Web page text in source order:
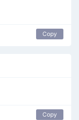
Copy
Copy